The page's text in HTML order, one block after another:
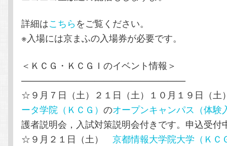
詳細はこちらをご覧ください。
※入場には京まふの入場券が必要です。
＜ＫＣＧ・ＫＣＧＩのイベント情報＞
——————————————————
☆９月７日（土）２１日（土）１０月１９日（
ータ学院（ＫＣＧ）のオープンキャンパス（体験
護者説明会，入試対策説明会付きです。申込受付
☆９月２１日（土）京都情報大学院大学（ＫＣ